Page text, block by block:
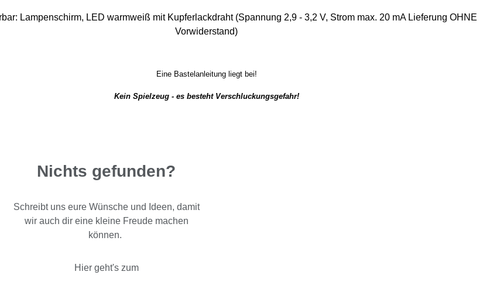
Lampenschirm, LED warmweiß mit Kupferlackdraht (Spannung 2,9 - 3,2 V, Strom max. 20 mA Lieferung OHNE
Vorwiderstand)
Eine Bastelanleitung liegt bei!
Kein Spielzeug - es besteht Verschluckungsgefahr!
Nichts gefunden?
Schreibt uns eure Wünsche und Ideen, damit
wir auch dir eine kleine Freude machen
können.
Hier geht's zum